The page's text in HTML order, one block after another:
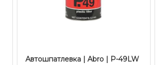
Автошпатлевка | Abro | Р-49LW